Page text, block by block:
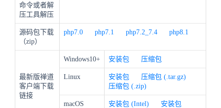
命令或者解
压工具解压
源码包下载
（zip）
php7.0 php7.1 php7.2_7.4 php8.1
最新版禅道
客户端下载
链接
Windows10+ 安装包 压缩包
Linux 安装包
压缩包 (.tar.gz)
压缩包 (.zip)
macOS 安装包 (Intel)
安装包